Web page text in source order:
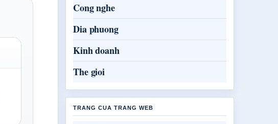
Cong nghe
Dia phuong
Kinh doanh
The gioi
TRANG CUA TRANG WEB